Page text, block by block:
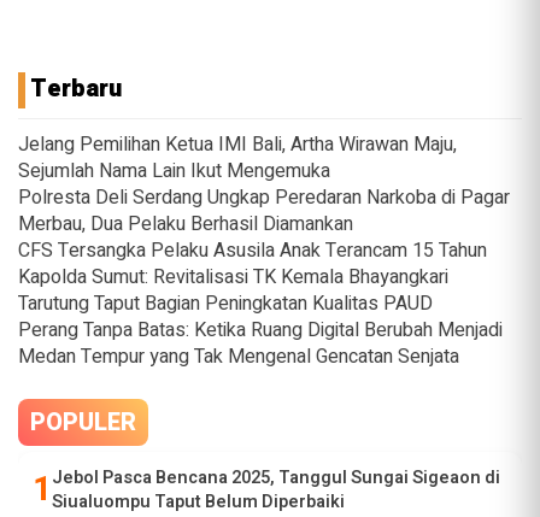
Terbaru
Jelang Pemilihan Ketua IMI Bali, Artha Wirawan Maju,
Sejumlah Nama Lain Ikut Mengemuka
Polresta Deli Serdang Ungkap Peredaran Narkoba di Pagar
Merbau, Dua Pelaku Berhasil Diamankan
CFS Tersangka Pelaku Asusila Anak Terancam 15 Tahun
Kapolda Sumut: Revitalisasi TK Kemala Bhayangkari
Tarutung Taput Bagian Peningkatan Kualitas PAUD
Perang Tanpa Batas: Ketika Ruang Digital Berubah Menjadi
Medan Tempur yang Tak Mengenal Gencatan Senjata
POPULER
Jebol Pasca Bencana 2025, Tanggul Sungai Sigeaon di
Siualuompu Taput Belum Diperbaiki